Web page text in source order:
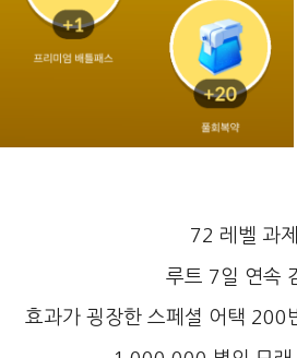
72 레벨 과제
루트 7일 연속
효과가 굉장한 스페셜 어택 200